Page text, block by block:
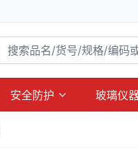
安全防护 玻璃仪